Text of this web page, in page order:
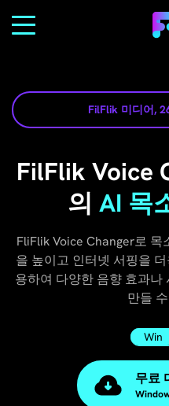
FilFlik 미디어,
FilFlik Voice
의 AI 목
FliFlik Voice Changer로
을 높이고 인터넷 서핑을
용하여 다양한 음향 효과나
만들
Win
무료